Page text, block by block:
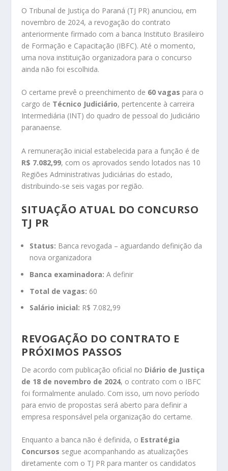
O Tribunal de Justiça do Paraná (TJ PR) anunciou, em
novembro de 2024, a revogação do contrato
anteriormente firmado com a banca Instituto Brasileiro
de Formação e Capacitação (IBFC). Até o momento,
uma nova instituição organizadora para o concurso
ainda não foi escolhida.
O certame prevê o preenchimento de 60 vagas para o
cargo de Técnico Judiciário, pertencente à carreira
Intermediária (INT) do quadro de pessoal do Judiciário
paranaense.
A remuneração inicial estabelecida para a função é de
R$ 7.082,99, com os aprovados sendo lotados nas 10
Regiões Administrativas Judiciárias do estado,
distribuindo-se seis vagas por região.
SITUAÇÃO ATUAL DO CONCURSO
TJ PR
Status: Banca revogada – aguardando definição da
nova organizadora
Banca examinadora: A definir
Total de vagas: 60
Salário inicial: R$ 7.082,99
REVOGAÇÃO DO CONTRATO E
PRÓXIMOS PASSOS
De acordo com publicação oficial no Diário de Justiça
de 18 de novembro de 2024, o contrato com o IBFC
foi formalmente anulado. Com isso, um novo período
para envio de propostas será aberto para definir a
empresa responsável pela organização do certame.
Enquanto a banca não é definida, o Estratégia
Concursos segue acompanhando as atualizações
diretamente com o TJ PR para manter os candidatos